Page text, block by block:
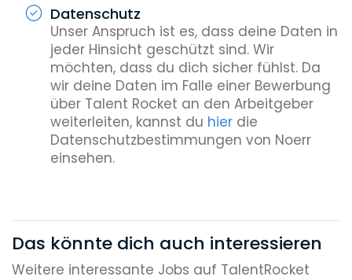
Datenschutz
Unser Anspruch ist es, dass deine Daten in
jeder Hinsicht geschützt sind. Wir
möchten, dass du dich sicher fühlst. Da
wir deine Daten im Falle einer Bewerbung
über Talent Rocket an den Arbeitgeber
weiterleiten, kannst du hierdie
Datenschutzbestimmungen von Noerr
einsehen.
Das könnte dich auch interessieren
Weitere interessante Jobs auf TalentRocket